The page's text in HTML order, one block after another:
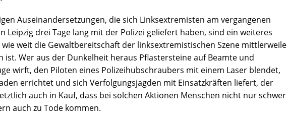
Auseinandersetzungen, die sich Linksextremisten am vergangenen
Leipzig drei Tage lang mit der Polizei geliefert haben, sind ein weiteres
wie weit die Gewaltbereitschaft der linksextremistischen Szene mittlerweile
ist. Wer aus der Dunkelheit heraus Pflastersteine auf Beamte und
wirft, den Piloten eines Polizeihubschraubers mit einem Laser blendet,
errichtet und sich Verfolgungsjagden mit Einsatzkräften liefert, der
auch in Kauf, dass bei solchen Aktionen Menschen nicht nur schwer
auch zu Tode kommen.